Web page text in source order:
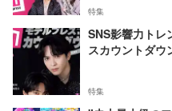
特集
SNS影響力トレ
スカウントダウ
特集